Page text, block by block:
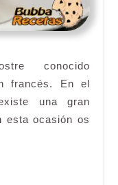
conocido
francés. En el
una gran
esta ocasión os